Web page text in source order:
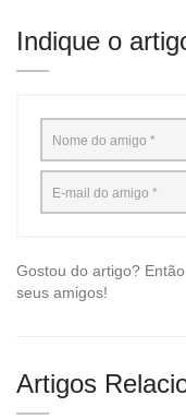
Indique o
Gostou do artigo?
seus amigos!
Artigos